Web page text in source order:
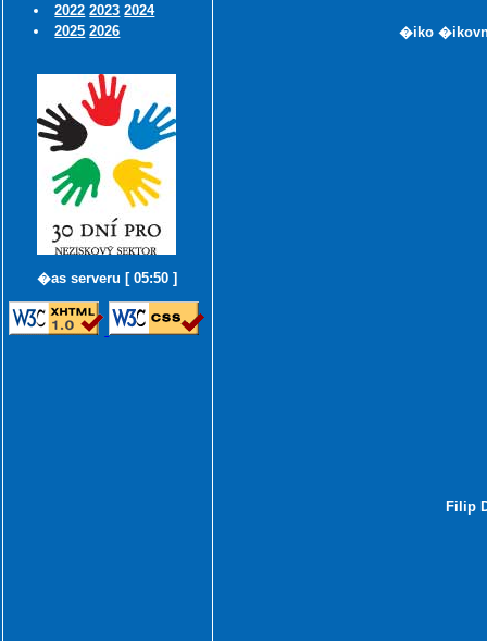
2022 2023 2024
2025 2026
�as serveru [ 05:50 ]
�iko
Filip